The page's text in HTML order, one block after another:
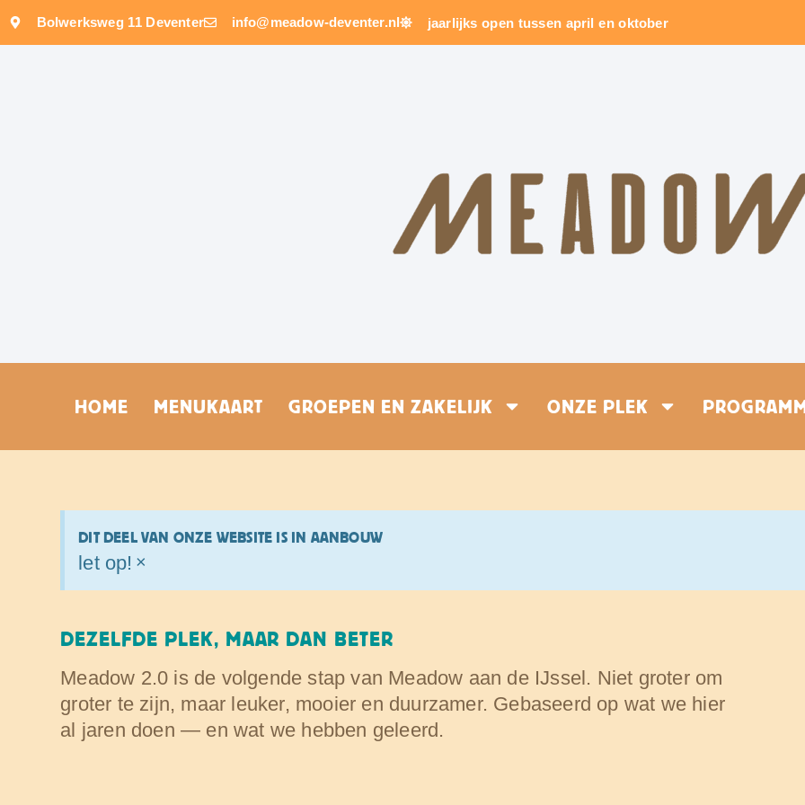
Bolwerksweg 11 Deventer info@meadow-deventer.nl jaarlijks open tussen april en oktober
HOME MENUKAART GROEPEN EN ZAKELIJK ONZE PLEK
DIT DEEL VAN ONZE WEBSITE IS IN AANBOUW
let op! ×
DEZELFDE PLEK, MAAR DAN BETER
Meadow 2.0 is de volgende stap van Meadow aan de IJssel. Niet groter om
groter te zijn, maar leuker, mooier en duurzamer. Gebaseerd op wat we hier
al jaren doen — en wat we hebben geleerd.